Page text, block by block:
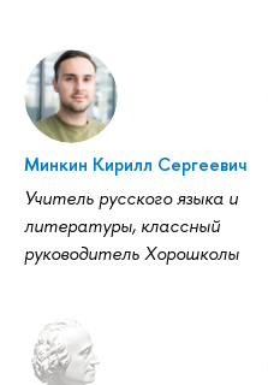
Минкин Кирилл Сергеевич
Учитель русского языка и
литературы, классный
руководитель Хорошколы